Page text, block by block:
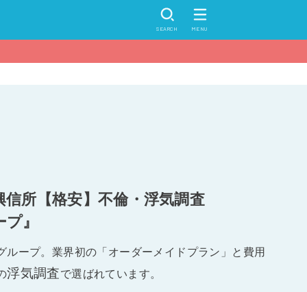
SEARCH MENU
信所【格安】不倫・浮気調査
』
ループ。業界初の「オーダーメイドプラン」と費用
浮気調査で選ばれています。